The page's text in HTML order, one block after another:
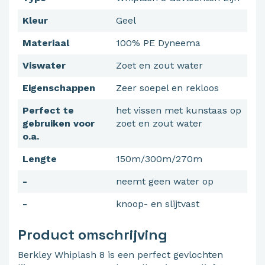
Kleur
Geel
Materiaal
100% PE Dyneema
Viswater
Zoet en zout water
Eigenschappen
Zeer soepel en rekloos
Perfect te
gebruiken voor
o.a.
het vissen met kunstaas op
zoet en zout water
Lengte
150m/300m/270m
-
neemt geen water op
-
knoop- en slijtvast
Product omschrijving
Berkley Whiplash 8 is een perfect gevlochten